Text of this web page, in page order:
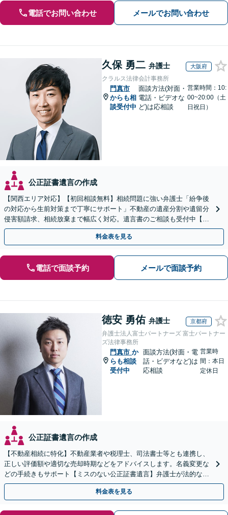
電話でお問い合わせ メールでお問い合わせ
久保 勇二 弁護士 大阪府
クラルス法律会計事務所
門真市
からも相
談受付中
面談方法(対面・
電話・ビデオな
ど)は応相談
営業時間：10:
00~20:00（土
日祝日）
公正証書遺言の作成
【関西エリア対応】【初回相談無料】相続問題に強い弁護士「紛争後
の対応から生前対策まで丁寧にサポート」不動産の遺産分割や遺留分
侵害額請求、相続放棄まで幅広く対応。遺言書のご相談も受付中【夜
間・休日面談可】【WEB面談】【完全個室】
料金表を見る
電話で面談予約 メールで面談予約
徳安 勇佑 弁護士 京都府
弁護士法人富士パートナーズ 富士パートナー
ズ法律事務所
門真市 か
らも相談
受付中
面談方法(対面・電
話・ビデオなど)は
応相談
営業時
間：本日
定休日
公正証書遺言の作成
【不動産相続に特化】不動産業者や税理士、司法書士等とも連携し、
正しい評価額や適切な売却時期などをアドバイスします。名義変更な
どの手続きもサポート【ミスのない公正証書遺言】弁護士が法的な観
点から遺言書を作成します。
料金表を見る